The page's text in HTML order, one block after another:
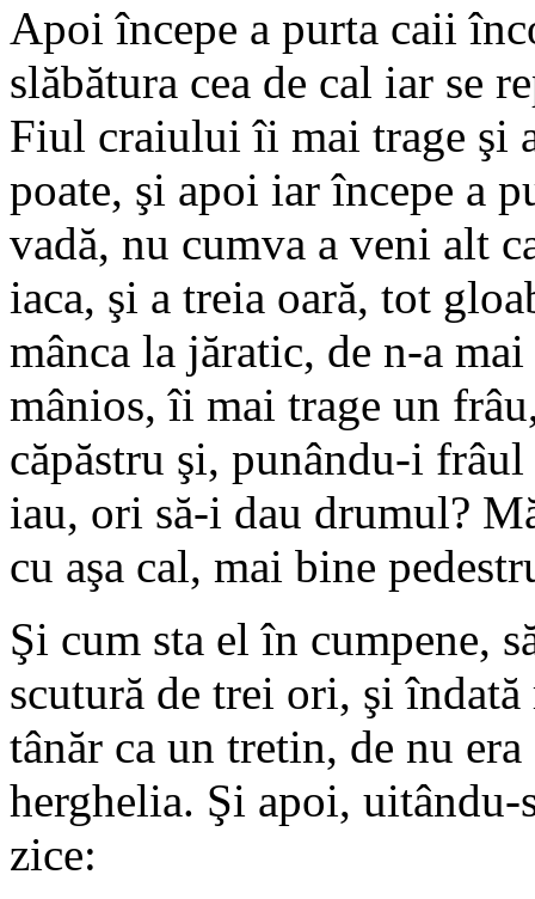
Apoi începe a purta caii
slăbătura cea de cal iar se
Fiul craiului îi mai trage şi
poate, şi apoi iar începe a
vadă, nu cumva a veni alt
iaca, şi a treia oară, tot
mânca la jăratic, de n-a
mânios, îi mai trage un
căpăstru şi, punându-i
iau, ori să-i dau drumul?
cu aşa cal, mai bine
Şi cum sta el în cumpene,
scutură de trei ori, şi
tânăr ca un tretin, de nu
herghelia. Şi apoi,
zice: